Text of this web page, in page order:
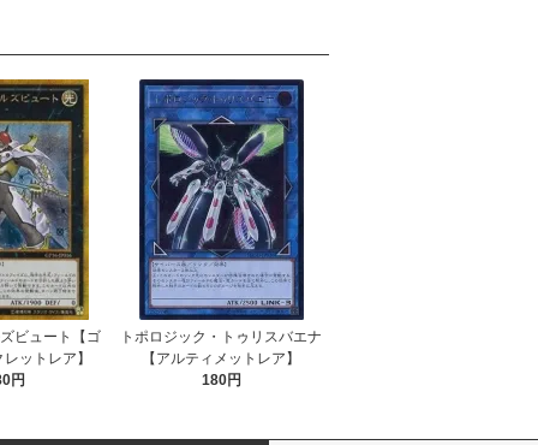
ビュート【ゴ
ットレア】
円
トポロジック・トゥリスバエナ
【アルティメットレア】
180円